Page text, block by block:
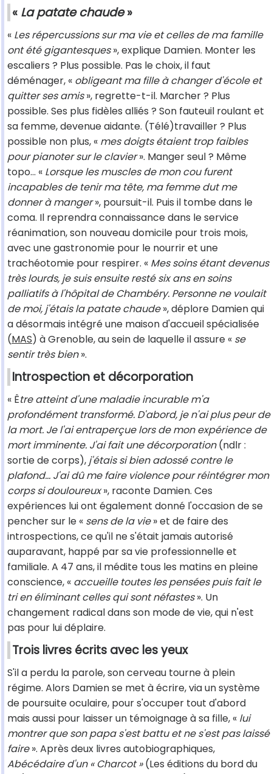
« La patate chaude»
« Les répercussions sur ma vie et celles de ma famille
ont été gigantesques», explique Damien. Monter les
escaliers ? Plus possible. Pas le choix, il faut
déménager, « obligeant ma fille à changer d'école et
quitter ses amis», regrette-t-il. Marcher ? Plus
possible. Ses plus fidèles alliés ? Son fauteuil roulant et
sa femme, devenue aidante. (Télé)travailler ? Plus
possible non plus, « mes doigts étaient trop faibles
pour pianoter sur le clavier». Manger seul ? Même
topo... « Lorsque les muscles de mon cou furent
incapables de tenir ma tête, ma femme dut me
donner à manger», poursuit-il. Puis il tombe dans le
coma. Il reprendra connaissance dans le service
réanimation, son nouveau domicile pour trois mois,
avec une gastronomie pour le nourrir et une
trachéotomie pour respirer. « Mes soins étant devenus
très lourds, je suis ensuite resté six ans en soins
palliatifs à l'hôpital de Chambéry. Personne ne voulait
de moi, j'étais la patate chaude», déplore Damien qui
a désormais intégré une maison d'accueil spécialisée
(MAS) à Grenoble, au sein de laquelle il assure « se
sentir très bien».
Introspection et décorporation
« Être atteint d'une maladie incurable m'a
profondément transformé. D'abord, je n'ai plus peur de
la mort. Je l'ai entraperçue lors de mon expérience de
mort imminente. J'ai fait une décorporation(ndlr :
sortie de corps), j'étais si bien adossé contre le
plafond... J'ai dû me faire violence pour réintégrer mon
corps si douloureux», raconte Damien. Ces
expériences lui ont également donné l'occasion de se
pencher sur le « sens de la vie» et de faire des
introspections, ce qu'il ne s'était jamais autorisé
auparavant, happé par sa vie professionnelle et
familiale. A 47 ans, il médite tous les matins en pleine
conscience, « accueille toutes les pensées puis fait le
tri en éliminant celles qui sont néfastes». Un
changement radical dans son mode de vie, qui n'est
pas pour lui déplaire.
Trois livres écrits avec les yeux
S'il a perdu la parole, son cerveau tourne à plein
régime. Alors Damien se met à écrire, via un système
de poursuite oculaire, pour s'occuper tout d'abord
mais aussi pour laisser un témoignage à sa fille, « lui
montrer que son papa s'est battu et ne s'est pas laissé
faire». Après deux livres autobiographiques,
Abécédaire d'un « Charcot »(Les éditions du bord du